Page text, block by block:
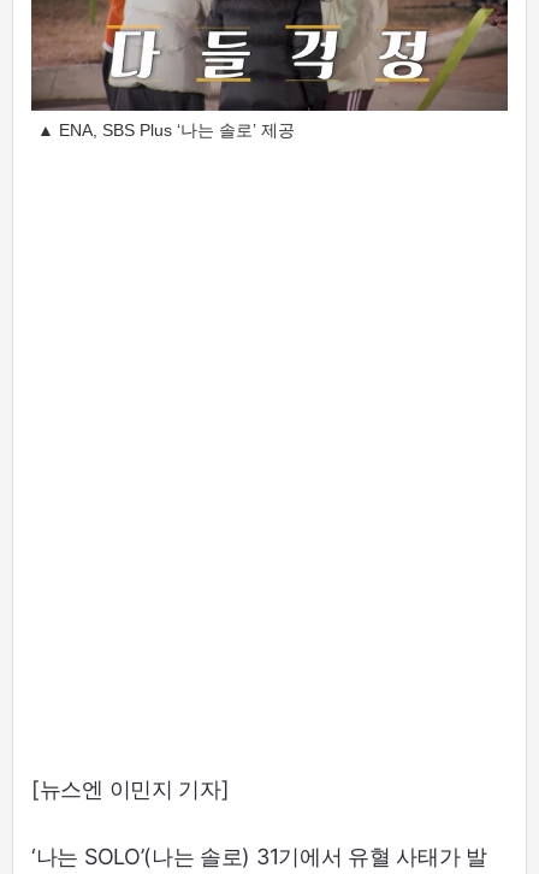
▲ ENA, SBS Plus ‘나는 솔로’ 제공
[뉴스엔 이민지 기자]
‘나는 SOLO’(나는 솔로) 31기에서 유혈 사태가 발